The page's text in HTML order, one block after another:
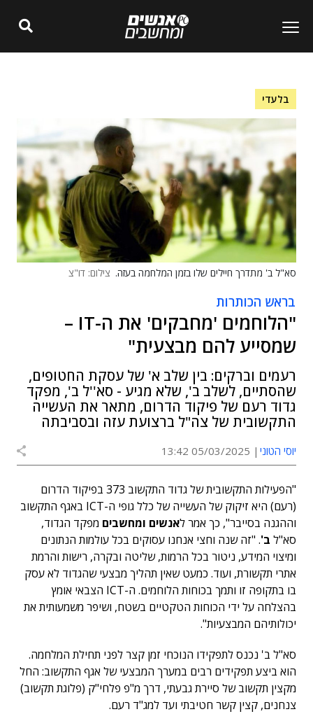
בלעדי
סא"ל ב' מתדרך חיילים שלו בזמן המלחמה בעזה. צילום: דו"צ
בראש הכותרות
"הלוחמים 'מחבקים' את ה-IT –
שמסייע להם מבצעית"
רעמים וברקים: בין שלב א' של עסקת החטופים,
שהסתיים, לשלב ב', שלא מגיע - סא''ל ב', מפקד
גדוד רעם של פיקוד הדרום, מתאר את העשייה
התקשובית של צה"ל ברצועת עזה ובסביבתה
יוסי הטוני 05/03/2025 13:42
"הפעילות התקשובית של גדוד התקשוב 373 בפיקוד הדרום
(רעם) היא זיקוק של העשייה של כלל גופי ה-ICT באגף התקשוב
וההגנה בסייבר", כך אמר לאנשים ומחשבים מפקד הגדוד,
סא"ל ב'. "זה שנה וחצי אנחנו עסוקים בכל עולמות הנתונים
ומיצוי המידע, ניטור בכל הרמות, שליטה ובקרה, רישות והרמת
אתרי תקשורת, ועוד. כמעט שאין תהליך מבצעי שהגדוד לא עסק
בו בתקופה זו ותמך בכוחות הלוחמים. ה-ICT הצבאי אומץ
בהצלחה על ידי הכוחות הטקטיים בשטח, ושיפר משמעותית את
יכולותיהם המבצעיות".
סא"ל ב' נכנס לתפקידו הנוכחי זמן קצר לפני תחילת המלחמה.
הוא ביצע תפקידים רבים במערך המבצעי של אגף התקשוב: החל
מקצין תקשוב של סיירת גבעתי, דרך מ"פ פלחי"ק (פלוגת תקשוב)
צנחנים, קצין קשר חטיבתי ועד למג"ד רעם.